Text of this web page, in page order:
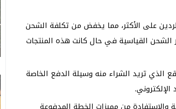
على الأكثر، مما يخفض من تكلفة الشحن
في بعض الأحيان من 50-80% من أسعار الشحن القياسية في حال كانت هذه المنتجات
الذي تريد الشراء منه وسيلة الدفع الخاصة